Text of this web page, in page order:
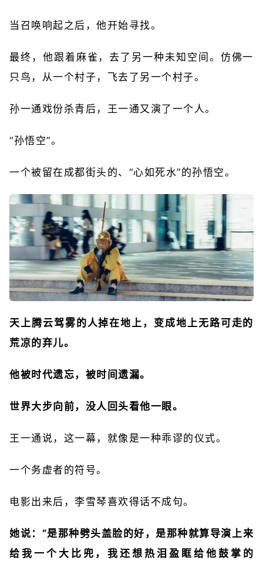
当召唤响起之后，他开始寻找。
最终，他跟着麻雀，去了另一种未知空间。仿佛一
只鸟，从一个村子，飞去了另一个村子。
孙一通戏份杀青后，王一通又演了一个人。
“孙悟空”。
一个被留在成都街头的、“心如死水”的孙悟空。
天上腾云驾雾的人掉在地上，变成地上无路可走的
荒凉的弃儿。
他被时代遗忘，被时间遗漏。
世界大步向前，没人回头看他一眼。
王一通说，这一幕，就像是一种乖谬的仪式。
一个务虚者的符号。
电影出来后，李雪琴喜欢得话不成句。
她说：“是那种劈头盖脸的好，是那种就算导演上来
给我一个大比兜，我还想热泪盈眶给他鼓掌的